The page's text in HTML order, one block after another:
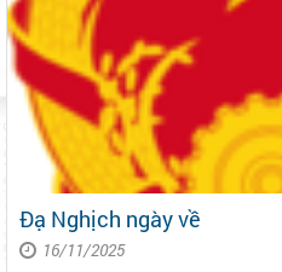
Đạ Nghịch ngày về
16/11/2025